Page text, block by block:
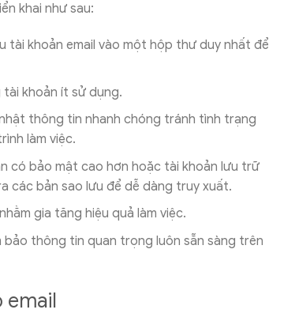
khai như sau:
khoản email vào một hộp thư duy nhất để
khoản ít sử dụng.
thông tin nhanh chóng tránh tình trạng
làm việc.
có bảo mật cao hơn hoặc tài khoản lưu trữ
các bản sao lưu để dễ dàng truy xuất.
gia tăng hiệu quả làm việc.
thông tin quan trọng luôn sẵn sàng trên
email